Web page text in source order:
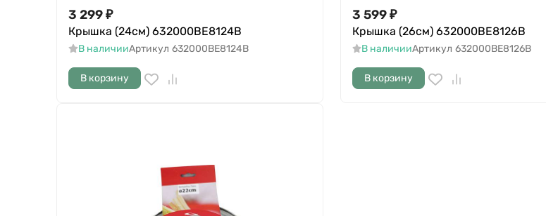
3 299₽
Крышка (24см) 632000BE8124B
В наличииАртикул 632000BE8124B
В корзину
3 599₽
Крышка (26см) 632000BE8126B
В наличииАртикул 632000BE8126B
В корзину